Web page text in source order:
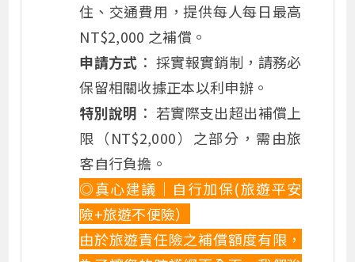
住、交通費用，提供每人每日最高
NT$2,000 之補償。
申請方式 ： 採實報實銷制，請務必
保留相關收據正本以利申辦。
特別說明 ： 若實際支出超出補償上
限（NT$2,000）之部分，需由旅
客自行負擔。
◎真心建議｜自行加保(旅遊平安
險+旅遊不便險）
由於旅遊責任險之補償額度有限，